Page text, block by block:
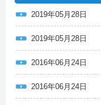
2019年05月28日
2019年05月28日
2016年06月24日
2016年06月24日